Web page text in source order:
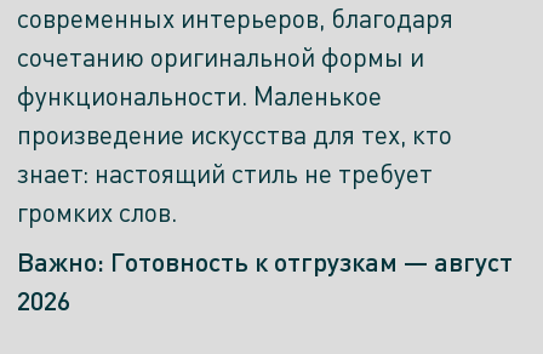
современных интерьеров, благодаря
сочетанию оригинальной формы и
функциональности. Маленькое
произведение искусства для тех, кто
знает: настоящий стиль не требует
громких слов.
Важно: Готовность к отгрузкам — август
2026